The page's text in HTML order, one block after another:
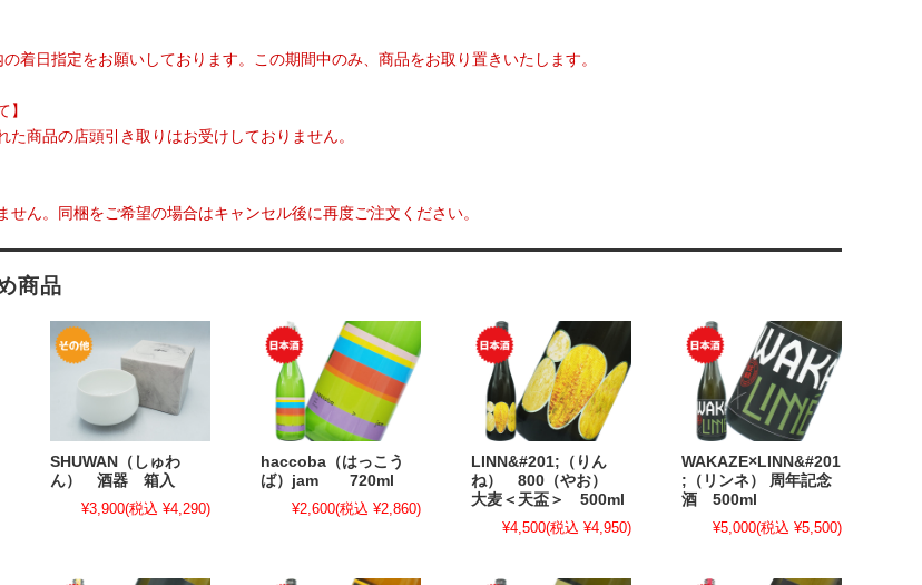
着日指定をお願いしております。この期間中のみ、商品をお取り置きいたします。
】
た商品の店頭引き取りはお受けしておりません。
せん。同梱をご希望の場合はキャンセル後に再度ご注文ください。
商品
SHUWAN（しゅわ
ん） 酒器 箱入
¥3,900(税込 ¥4,290)
haccoba（はっこう
ば）jam 720ml
¥2,600(税込 ¥2,860)
LINN&#201;（りん
ね） 800（やお）
大麦＜天盃＞ 500ml
¥4,500(税込 ¥4,950)
WAKAZE×LINN&#201
;（リンネ） 周年記念
酒 500ml
¥5,000(税込 ¥5,500)